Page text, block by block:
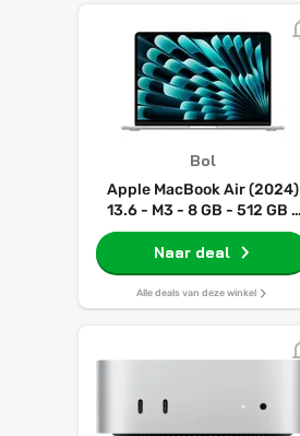
Bol
Apple MacBook Air (2024)
13.6 - M3 - 8 GB - 512 GB -
Zilver
Naar deal
Alle deals van deze winkel